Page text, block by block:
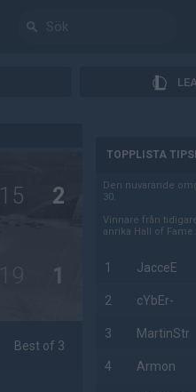
15 2
19 1
Best of 3
TOPPLISTA
Den nuvarande
30.
Vinnare från
anrika Hall of Fame.
1 JacceE
2 cYbEr-
3 MartinStr
4 Armon